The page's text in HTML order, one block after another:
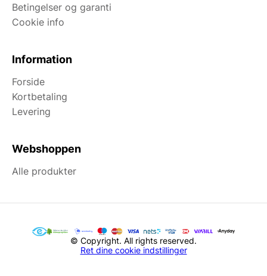
Betingelser og garanti
Cookie info
Information
Forside
Kortbetaling
Levering
Webshoppen
Alle produkter
© Copyright. All rights reserved.
Ret dine cookie indstillinger